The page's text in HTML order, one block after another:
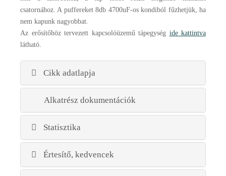
csatornához. A puffereket 8db 4700uF-os kondiból fűzhetjük, ha
nem kapunk nagyobbat.
Az erősítőhöz tervezett kapcsolóüzemű tápegység ide kattintva
látható.
Cikk adatlapja
Alkatrész dokumentációk
Statisztika
Értesítő, kedvencek